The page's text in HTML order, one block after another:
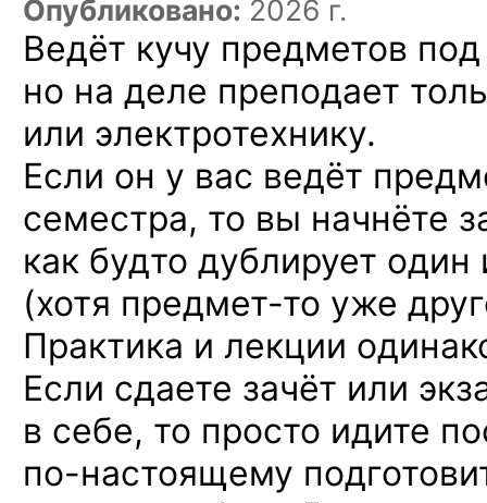
Опубликовано: 2026 г.
Ведёт кучу предметов
но на деле преподает
или электротехнику.
Если он у вас ведёт
семестра, то вы начнёте
как будто дублирует
(хотя предмет-то уже
Практика и лекции
Если сдаете зачёт или
в себе, то просто идите
по-настоящему